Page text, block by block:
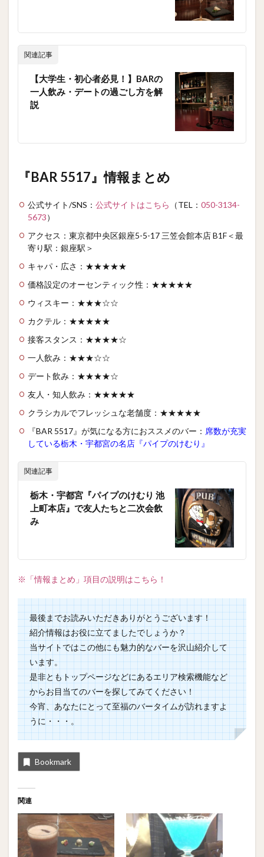
関連記事
【大学生・初心者必見！】BARの
一人飲み・デートの過ごし方を解
説
『BAR 5517』情報まとめ
公式サイト/SNS： 公式サイトはこちら （TEL： 050-3134-
5673）
アクセス：東京都中央区銀座5-5-17 三笠会館本店 B1F＜最
寄り駅：銀座駅＞
キャパ・広さ：★★★★★
価格設定のオーセンティック性：★★★★★
ウィスキー：★★★☆☆
カクテル：★★★★★
接客スタンス：★★★★☆
一人飲み：★★★☆☆
デート飲み：★★★★☆
友人・知人飲み：★★★★★
クラシカルでフレッシュな老舗度：★★★★★
『BAR 5517』が気になる方におススメのバー： 席数が充実
している栃木・宇都宮の名店『パイプのけむり』
関連記事
栃木・宇都宮『パイプのけむり 池
上町本店』で友人たちと二次会飲
み
※「情報まとめ」項目の説明はこちら！
最後までお読みいただきありがとうございます！
紹介情報はお役に立てましたでしょうか？
当サイトではこの他にも魅力的なバーを沢山紹介して
います。
是非ともトップページなどにあるエリア検索機能など
からお目当てのバーを探してみてください！
今宵、あなたにとって至福のバータイムが訪れますよ
うに・・・。
Bookmark
関連